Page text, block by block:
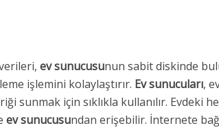
ev sunucusunun sabit diskinde
işlemini kolaylaştırır. Ev sunucuları,
sunmak için sıklıkla kullanılır. Evdeki
ev sunucusundan erişebilir. İnternete